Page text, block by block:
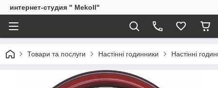
интернет-студия " Mekoll"
Товари та послуги Настінні годинники Настінні